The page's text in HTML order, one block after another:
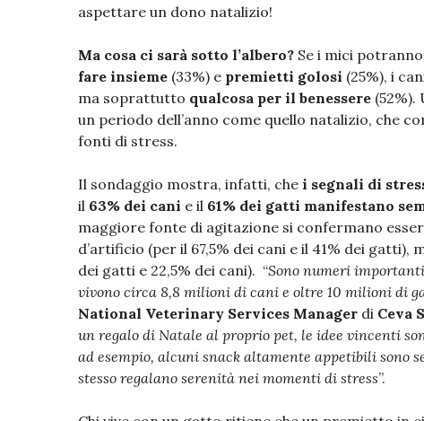
aspettare un dono natalizio!
Ma cosa ci sarà sotto l’albero? Se i mici
fare insieme (33%) e premietti golosi (25%), i
ma soprattutto qualcosa per il benessere
un periodo dell’anno come quello natalizio, che
fonti di stress.
Il sondaggio mostra, infatti, che i segnali di
il 63% dei cani e il 61% dei gatti manifestano
maggiore fonte di agitazione si confermano
d’artificio (per il 67,5% dei cani e il 41% dei gatti),
dei gatti e 22,5% dei cani). “Sono numeri
vivono circa 8,8 milioni di cani e oltre 10 milioni di
National Veterinary Services Manager di Ceva
un regalo di Natale al proprio pet, le idee vincenti
ad esempio, alcuni snack altamente appetibili sono
stesso regalano serenità nei momenti di stress”.